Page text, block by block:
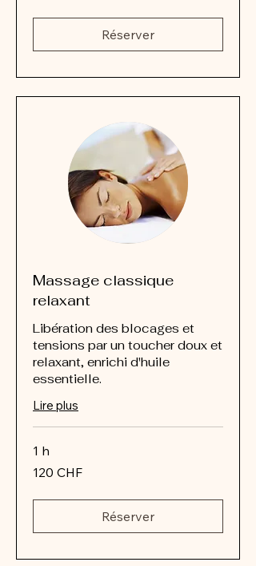
Réserver
Massage classique
relaxant
Libération des blocages et
tensions par un toucher doux et
relaxant, enrichi d'huile
essentielle.
Lire plus
1 h
francs
120 CHF
Réserver